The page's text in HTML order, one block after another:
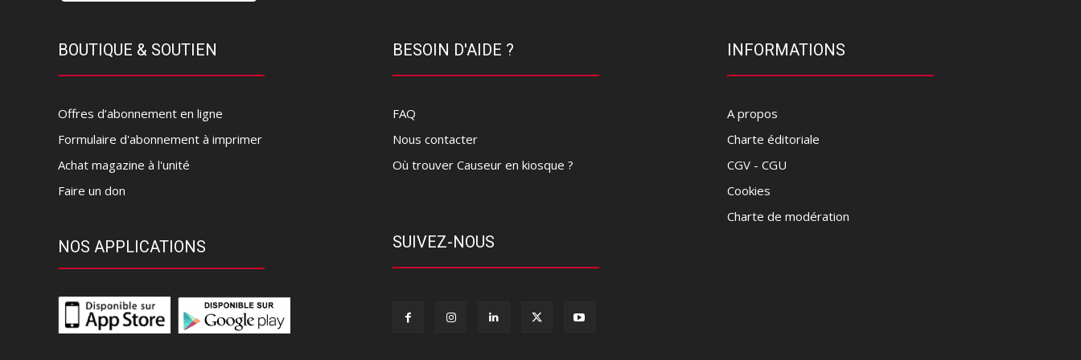
BOUTIQUE & SOUTIEN
Offres d’abonnement en ligne
Formulaire d'abonnement à imprimer
Achat magazine à l'unité
Faire un don
NOS APPLICATIONS
BESOIN D'AIDE ?
FAQ
Nous contacter
Où trouver Causeur en kiosque ?
SUIVEZ-NOUS
INFORMATIONS
A propos
Charte éditoriale
CGV - CGU
Cookies
Charte de modération